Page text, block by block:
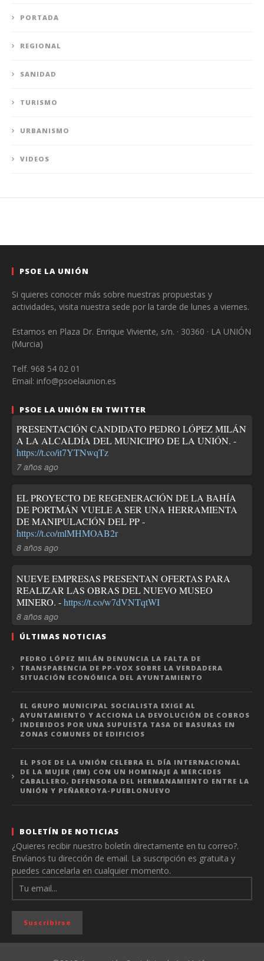
PORTADA
REGIONAL
SANIDAD
TURISMO
URBANISMO
VIDEOS
PSOE LA UNIÓN
Si quieres conocer más sobre nuestras propuestas y
actividades, visita nuestra sede por la tarde de lunes a viernes.
Estamos en Plaza Dr. Enrique Viviente, s/n. · 30360 · LA UNIÓN
(Murcia)
Telf. 968 54 02 01
Email: info@psoelaunion.es
PSOE LA UNIÓN EN TWITTER
PRESENTACIÓN CANDIDATO PEDRO LÓPEZ MILÁN
A LA ALCALDÍA DEL MUNICIPIO DE LA UNIÓN. -
https://t.co/it7YTNwqTz
7 años ago
EL PROYECTO DE REGENERACIÓN DE LA BAHÍA
DE PORTMÁN VUELE A SER UNA HERRAMIENTA
DE MANIPULACIÓN DEL PP -
https://t.co/mlMHMOAB2r
8 años ago
NUEVE EMPRESAS PRESENTAN OFERTAS PARA
REALIZAR LAS OBRAS DEL NUEVO MUSEO
MINERO. -https://t.co/w7dVNTqtWI
8 años ago
ÚLTIMAS NOTICIAS
PEDRO LÓPEZ MILÁN DENUNCIA LA FALTA DE
TRANSPARENCIA DE PP-VOX SOBRE LA VERDADERA
SITUACIÓN ECONÓMICA DEL AYUNTAMIENTO
EL GRUPO MUNICIPAL SOCIALISTA EXIGE AL
AYUNTAMIENTO Y ACCIONA LA DEVOLUCIÓN DE COBROS
INDEBIDOS POR UNA SUPUESTA TASA DE BASURAS EN
ZONAS COMUNES DE EDIFICIOS
EL PSOE DE LA UNIÓN CELEBRA EL DÍA INTERNACIONAL
DE LA MUJER (8M) CON UN HOMENAJE A MERCEDES
CABALLERO, DEFENSORA DEL HERMANAMIENTO ENTRE LA
UNIÓN Y PEÑARROYA-PUEBLONUEVO
BOLETÍN DE NOTICIAS
¿Quieres recibir nuestro boletín directamente en tu correo?.
Envíanos tu dirección de email. La suscripción es gratuita y
puedes cancelarla en cualquier momento.